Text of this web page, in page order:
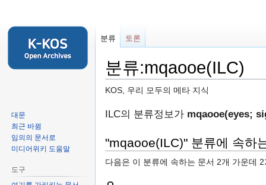
분류:mqaooe(ILC)
KOS, 우리 모두의 메타 지식
둘
보
기
로
검
하
러
가
ILC의 분류정보가 mqaooe(eyes;
"mqaooe(ILC)" 분류에 속하
다음은 이 분류에 속하는 문서 2개 가운데
분류 토론
대문
최근 바뀜
임의의 문서로
미디어위키 도움말
도구